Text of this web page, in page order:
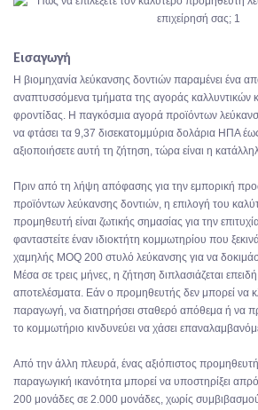
Εισαγωγή
Η βιομηχανία λεύκανσης δοντιών παραμένει ένα
αναπτυσσόμενα τμήματα της αγοράς καλλυντικών
φροντίδας. Η παγκόσμια αγορά προϊόντων
να φτάσει τα 9,37 δισεκατομμύρια δολάρια ΗΠΑ
αξιοποιήσετε αυτή τη ζήτηση, τώρα είναι η
Πριν από τη λήψη απόφασης για την εμπορική
προϊόντων λεύκανσης δοντιών, η επιλογή του
προμηθευτή είναι ζωτικής σημασίας για την
φανταστείτε έναν ιδιοκτήτη κομμωτηρίου που
χαμηλής MOQ 200 στυλό λεύκανσης για να
Μέσα σε τρεις μήνες, η ζήτηση διπλασιάζεται
αποτελέσματα. Εάν ο προμηθευτής δεν μπορεί να
παραγωγή, να διατηρήσει σταθερό απόθεμα ή να
το κομμωτήριο κινδυνεύει να χάσει
Από την άλλη πλευρά, ένας αξιόπιστος
παραγωγική ικανότητα μπορεί να υποστηρίξει
200 μονάδες σε 2.000 μονάδες, χωρίς